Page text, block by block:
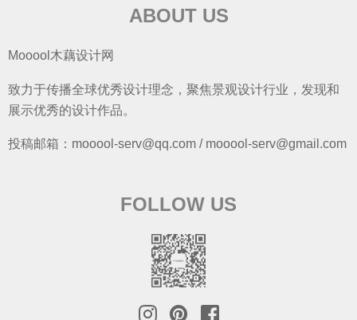
ABOUT US
Mooool木藕设计网
致力于传播全球优秀设计理念，聚焦景观设计行业，发现和
展示优秀的设计作品。
投稿邮箱：mooool-serv@qq.com / mooool-serv@gmail.com
FOLLOW US